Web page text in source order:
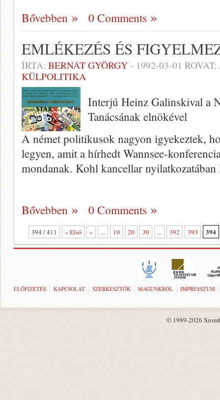
Bővebben
0 Comments
EMLÉKEZÉS ÉS
ÍRTA: BERNÁT GYÖRGY- 1992-03-01 ROVAT:
KÜLPOLITIKA
Interjú Heinz Galinskival a
Tanácsának elnökével
A német politikusok nagyon igyekeztek,
legyen, amit a hírhedt Wannsee-
mondanak. Kohl kancellar
Bővebben 0 Comments
394 / 411 « Első « ... 10 20 30 ... 392 393 394
ELŐFIZETÉS KAPCSOLAT SZERKESZTŐK MAGUNKRÓL IMPRESSZUM
© 1989-2026